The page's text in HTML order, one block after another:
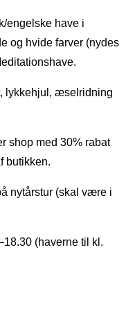
engelske have i
og hvide farver (nydes
lykkehjul, æselridning
shop med 30% rabat
butikken.
nytårstur (skal være i
(haverne til kl.